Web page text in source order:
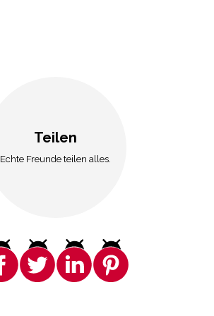
Teilen
Echte Freunde teilen alles.